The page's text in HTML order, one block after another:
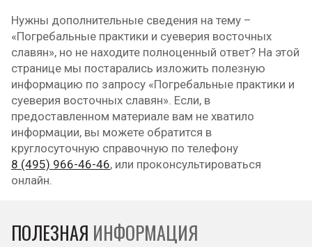
Нужны дополнительные сведения на тему –
«Погребальные практики и суеверия восточных
славян», но не находите полноценный ответ? На этой
странице мы постарались изложить полезную
информацию по запросу «Погребальные практики и
суеверия восточных славян». Если, в
предоставленном материале вам не хватило
информации, вы можете обратится в
круглосуточную справочную по телефону
8 (495) 966-46-46, или проконсультироваться
онлайн.
ПОЛЕЗНАЯ ИНФОРМАЦИЯ